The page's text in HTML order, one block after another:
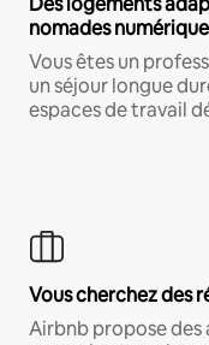
nomades
Vous êtes un
un séjour longue
espaces de travail
Vous cherchez des
Airbnb propose